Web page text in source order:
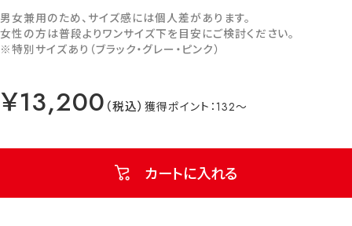
￥13,200 132
カートに入れる
男女兼用のため、サイズ感には個人差があります。
女性の方は普段よりワンサイズ下を目安にご検討ください。
※特別サイズあり（ブラック・グレー・ピンク）